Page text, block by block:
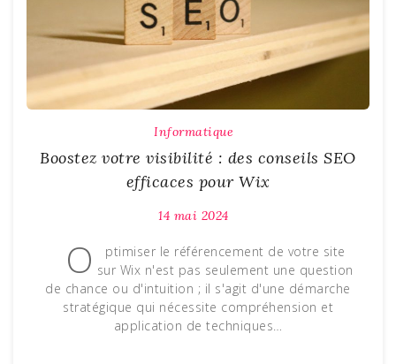
Informatique
Boostez votre visibilité : des conseils SEO
efficaces pour Wix
14 mai 2024
O
ptimiser le référencement de votre site
sur Wix n'est pas seulement une question
de chance ou d'intuition ; il s'agit d'une démarche
stratégique qui nécessite compréhension et
application de techniques…